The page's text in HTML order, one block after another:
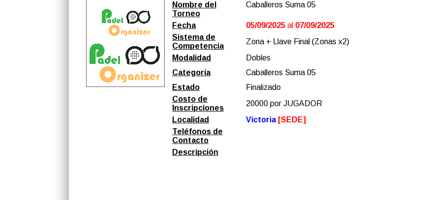
Nombre del
Torneo
Caballeros Suma 05
Fecha 05/09/2025 al 07/09/2025
Sistema de
Competencia
Zona + Llave Final (Zonas x2)
Modalidad
Dobles
Categoría
Caballeros Suma 05
Estado
Finalizado
Costo de
Inscripciones
20000 por JUGADOR
Localidad
Victoria [SEDE]
Teléfonos de
Contacto
Descripción